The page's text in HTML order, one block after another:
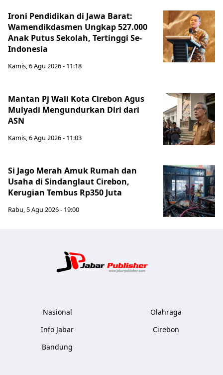
Ironi Pendidikan di Jawa Barat:
Wamendikdasmen Ungkap 527.000
Anak Putus Sekolah, Tertinggi Se-
Indonesia
Kamis, 6 Agu 2026 - 11:18
Mantan Pj Wali Kota Cirebon Agus
Mulyadi Mengundurkan Diri dari
ASN
Kamis, 6 Agu 2026 - 11:03
Si Jago Merah Amuk Rumah dan
Usaha di Sindanglaut Cirebon,
Kerugian Tembus Rp350 Juta
Rabu, 5 Agu 2026 - 19:00
Nasional
Info Jabar
Bandung
Olahraga
Cirebon